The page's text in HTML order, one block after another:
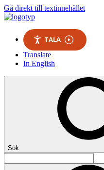
Gå direkt till textinnehållet
TALA
Translate
In English
Sök